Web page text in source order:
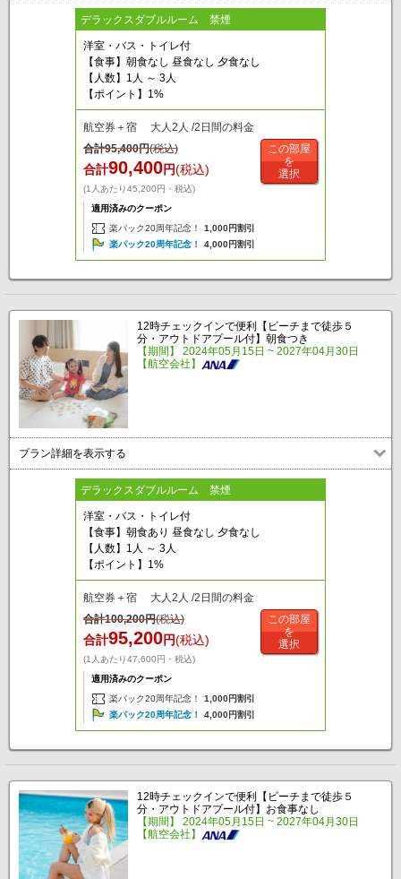
デラックスダブルルーム 禁煙
洋室・バス・トイレ付
【食事】朝食なし 昼食なし 夕食なし
【人数】1人 ～ 3人
【ポイント】1%
航空券＋宿 大人2人 /2日間の料金
合計95,400円(税込)
合計90,400円(税込)
(1人あたり45,200円・税込)
適用済みのクーポン
楽パック20周年記念！
1,000円割引
楽パック20周年記念！
4,000円割引
この部屋
を
選択
12時チェックインで便利【ビーチまで徒歩５
分・アウトドアプール付】朝食つき
【期間】 2024年05月15日 ~ 2027年04月30日
【航空会社】
プラン詳細を表示する
デラックスダブルルーム 禁煙
洋室・バス・トイレ付
【食事】朝食あり 昼食なし 夕食なし
【人数】1人 ～ 3人
【ポイント】1%
航空券＋宿 大人2人 /2日間の料金
合計100,200円(税込)
合計95,200円(税込)
(1人あたり47,600円・税込)
適用済みのクーポン
楽パック20周年記念！
1,000円割引
楽パック20周年記念！
4,000円割引
この部屋
を
選択
12時チェックインで便利【ビーチまで徒歩５
分・アウトドアプール付】お食事なし
【期間】 2024年05月15日 ~ 2027年04月30日
【航空会社】